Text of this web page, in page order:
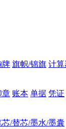
牌 旗帜/锦旗 计算
章 账本 单据 凭证
芯/替芯/墨水/墨囊